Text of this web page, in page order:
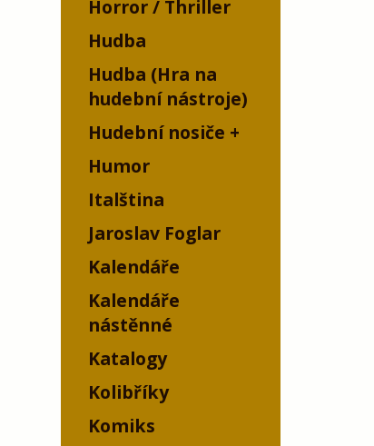
Horror / Thriller
Hudba
Hudba (Hra na
hudební nástroje)
Hudební nosiče
Humor
Italština
Jaroslav Foglar
Kalendáře
Kalendáře
nástěnné
Katalogy
Kolibříky
Komiks